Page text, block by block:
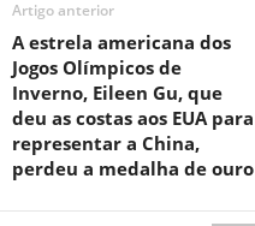
Artigo anterior
A estrela americana dos
Jogos Olímpicos de
Inverno, Eileen Gu, que
deu as costas aos EUA para
representar a China,
perdeu a medalha de ouro